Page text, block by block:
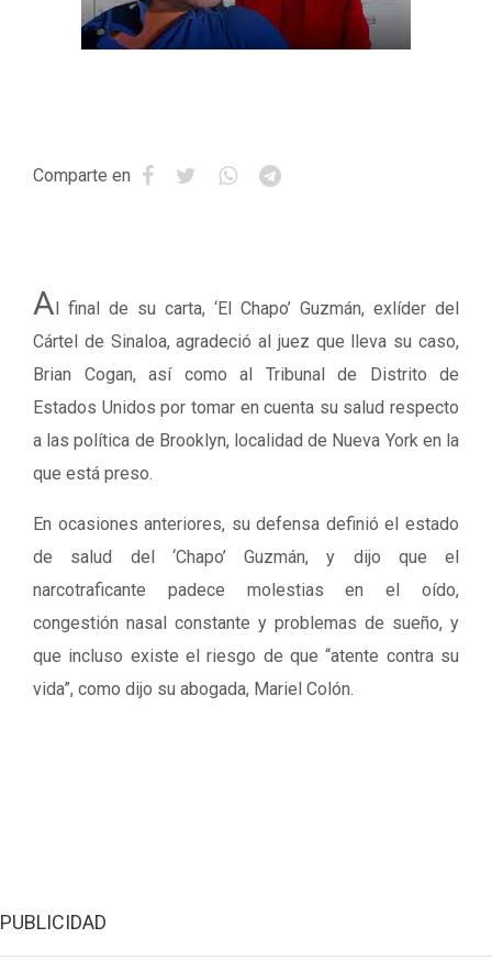
Comparte en
Al final de su carta, ‘El Chapo’ Guzmán, exlíder del
Cártel de Sinaloa, agradeció al juez que lleva su caso,
Brian Cogan, así como al Tribunal de Distrito de
Estados Unidos por tomar en cuenta su salud respecto
a las política de Brooklyn, localidad de Nueva York en la
que está preso.
En ocasiones anteriores, su defensa definió el estado
de salud del ‘Chapo’ Guzmán, y dijo que el
narcotraficante padece molestias en el oído,
congestión nasal constante y problemas de sueño, y
que incluso existe el riesgo de que “atente contra su
vida”, como dijo su abogada, Mariel Colón.
PUBLICIDAD